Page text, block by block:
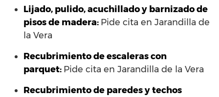
Lijado, pulido, acuchillado y barnizado de
pisos de madera: Pide cita en Jarandilla de
la Vera
Recubrimiento de escaleras con
parquet: Pide cita en Jarandilla de la Vera
Recubrimiento de paredes y techos